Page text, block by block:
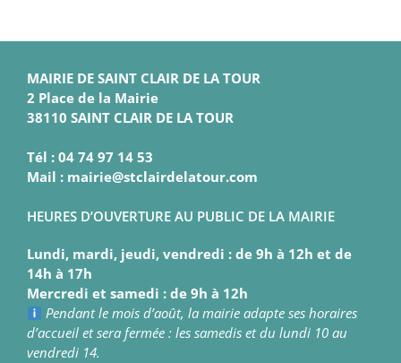
MAIRIE DE SAINT CLAIR DE LA TOUR
2 Place de la Mairie
38110 SAINT CLAIR DE LA TOUR
Tél : 04 74 97 14 53
Mail : mairie@stclairdelatour.com
HEURES D’OUVERTURE AU PUBLIC DE LA MAIRIE
Lundi, mardi, jeudi, vendredi : de 9h à 12h et de
14h à 17h
Mercredi et samedi : de 9h à 12h
Pendant le mois d’août, la mairie adapte ses horaires
d’accueil et sera fermée : les samedis et du lundi 10 au
vendredi 14.